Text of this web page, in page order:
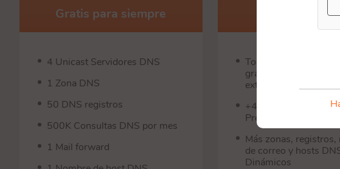
Gratis para siempre
4 Unicast Servidores DNS
1 Zona DNS
50 DNS registros
500K Consultas DNS por mes
1 Mail forward
Todas las
gratuitas y
extendidas
+4 Servidores
Premium
Más zonas, registros,
de correo y hosts
Dinámicos